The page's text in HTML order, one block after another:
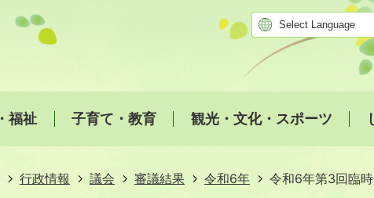
福祉 子育て・教育 観光・文化・スポーツ
行政情報 議会 審議結果 令和6年
令和6年第3回臨